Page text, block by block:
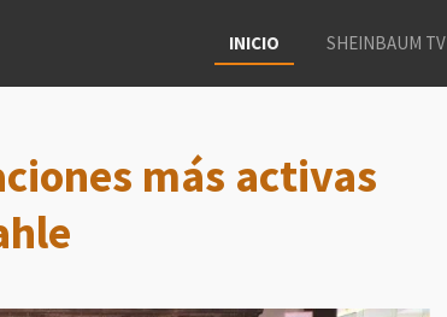
INICIO SHEINBAUM TV
más activas